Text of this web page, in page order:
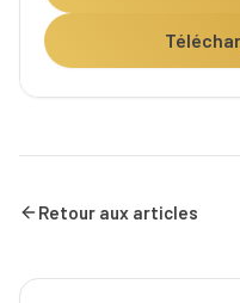
Retour aux articles